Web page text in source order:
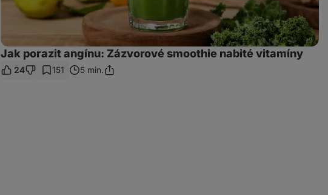
Jak porazit angínu: Zázvorové smoothie nabité vitamíny
24 151 5 min.Sdílet